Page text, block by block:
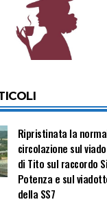
Ripristinata la
circolazione sul
di Tito sul raccordo
Potenza e sul
della SS7